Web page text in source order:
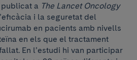
publicat a The Lancet Oncology
i la seguretat del
en pacients amb nivells
en els que el tractament
En l’estudi hi van participar